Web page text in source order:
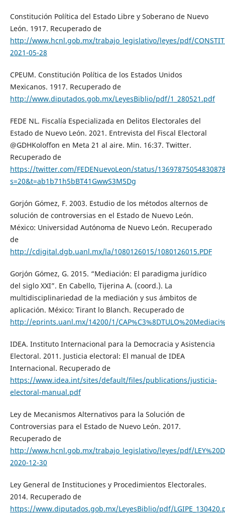
Constitución Política del Estado Libre y Soberano de Nuevo
León. 1917. Recuperado de
http://www.hcnl.gob.mx/trabajo_legislativo/leyes/pdf/
2021-05-28
CPEUM. Constitución Política de los Estados Unidos
Mexicanos. 1917. Recuperado de
http://www.diputados.gob.mx/LeyesBiblio/pdf/1_280521.pdf
FEDE NL. Fiscalía Especializada en Delitos Electorales del
Estado de Nuevo León. 2021. Entrevista del Fiscal Electoral
@GDHKoloffon en Meta 21 al aire. Min. 16:37. Twitter.
Recuperado de
https://twitter.com/FEDENuevoLeon/status/
s=20&t=ab1b71h5bBT41GwwS3M5Dg
Gorjón Gómez, F. 2003. Estudio de los métodos alternos de
solución de controversias en el Estado de Nuevo León.
México: Universidad Autónoma de Nuevo León. Recuperado
de
http://cdigital.dgb.uanl.mx/la/1080126015/1080126015.PDF
Gorjón Gómez, G. 2015. “Mediación: El paradigma jurídico
del siglo XXI”. En Cabello, Tijerina A. (coord.). La
multidisciplinariedad de la mediación y sus ámbitos de
aplicación. México: Tirant lo Blanch. Recuperado de
http://eprints.uanl.mx/14200/1/
IDEA. Instituto Internacional para la Democracia y Asistencia
Electoral. 2011. Justicia electoral: El manual de IDEA
Internacional. Recuperado de
https://www.idea.int/sites/default/files/publications/justicia-
electoral-manual.pdf
Ley de Mecanismos Alternativos para la Solución de
Controversias para el Estado de Nuevo León. 2017.
Recuperado de
http://www.hcnl.gob.mx/trabajo_legislativo/leyes/pdf/
2020-12-30
Ley General de Instituciones y Procedimientos Electorales.
2014. Recuperado de
https://www.diputados.gob.mx/LeyesBiblio/pdf/